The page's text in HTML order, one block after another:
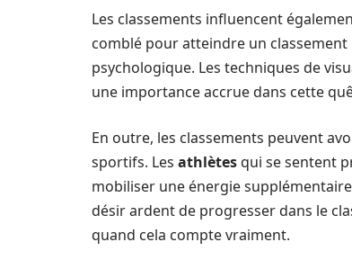
Les classements influencent
comblé pour atteindre un classement
psychologique. Les techniques de
une importance accrue dans cette
En outre, les classements peuvent
sportifs. Les athlètesqui se sentent
mobiliser une énergie
désir ardent de progresser dans le
quand cela compte vraiment.